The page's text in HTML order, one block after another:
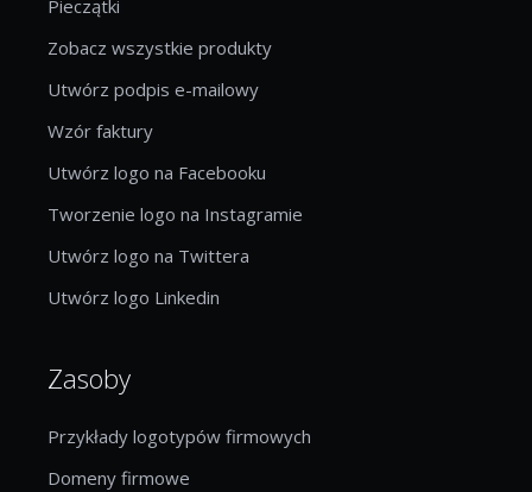
Pieczątki
Zobacz wszystkie produkty
Utwórz podpis e-mailowy
Wzór faktury
Utwórz logo na Facebooku
Tworzenie logo na Instagramie
Utwórz logo na Twittera
Utwórz logo Linkedin
Zasoby
Przykłady logotypów firmowych
Domeny firmowe